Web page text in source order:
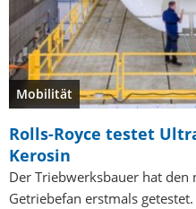
Mobilität
Rolls-Royce testet
Kerosin
Der Triebwerksbauer hat
Getriebefan erstmals